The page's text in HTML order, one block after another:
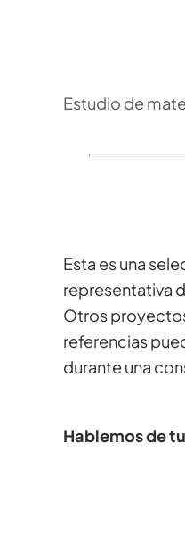
Estudio de
Esta es una
representativa
Otros
referencias
durante una
Hablemos de